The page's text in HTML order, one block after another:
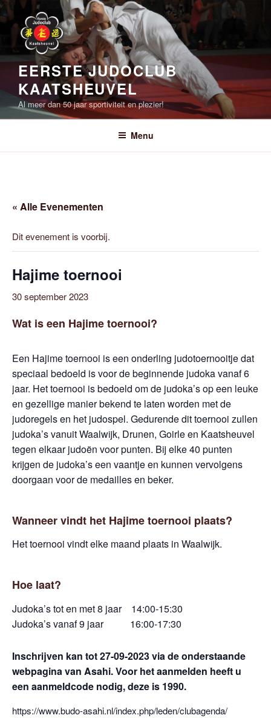
Ga
naar
inhoud
EERSTE JUDOCLUB
KAATSHEUVEL
Al meer dan 50 jaar sportiviteit en plezier!
Menu
« Alle Evenementen
Dit evenement is voorbij.
Hajime toernooi
30 september 2023
Wat is een Hajime toernooi?
Een Hajime toernooi is een onderling judotoernooitje dat
speciaal bedoeld is voor de beginnende judoka vanaf 6
jaar. Het toernooi is bedoeld om de judoka’s op een leuke
en gezellige manier bekend te laten worden met de
judoregels en het judospel. Gedurende dit toernooi zullen
judoka’s vanuit Waalwijk, Drunen, Goirle en Kaatsheuvel
tegen elkaar judoën voor punten. Bij elke 40 punten
krijgen de judoka’s een vaantje en kunnen vervolgens
doorgaan voor de medailles en beker.
Wanneer vindt het Hajime toernooi plaats?
Het toernooi vindt elke maand plaats in Waalwijk.
Hoe laat?
Judoka’s tot en met 8 jaar 14:00-15:30
Judoka’s vanaf 9 jaar 16:00-17:30
Inschrijven kan tot 27-09-2023via de onderstaande
webpagina van Asahi.Voor het aanmelden heeft u
een aanmeldcode nodig, deze is 1990.
https://www.budo-asahi.nl/index.php/leden/clubagenda/